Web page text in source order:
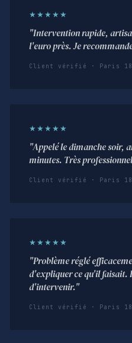
★★★★★
"Intervention rapide,
l'euro près. Je
Client vérifié · Paris
★★★★★
"Appelé le dimanche soir,
minutes. Très
Client vérifié · Paris
★★★★★
"Problème réglé
d'expliquer ce qu'il faisait.
d'intervenir."
Client vérifié · Paris